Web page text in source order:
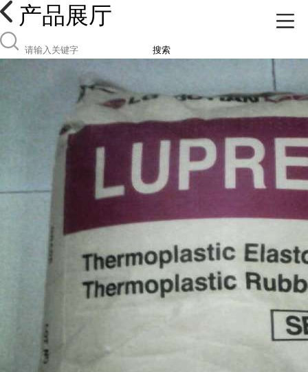
产品展厅
搜索